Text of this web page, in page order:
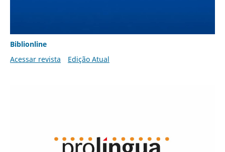
Biblionline
Acessar revista
Edição Atual